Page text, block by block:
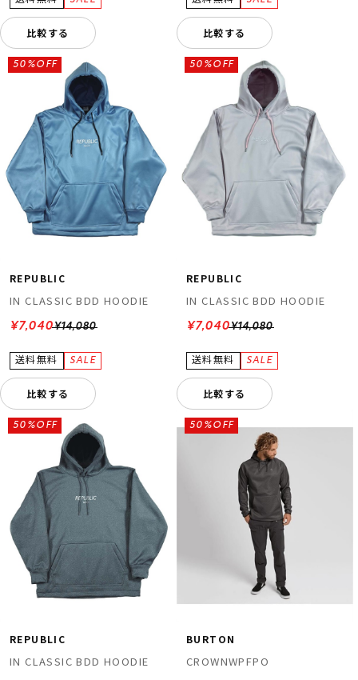
比較する 比較する
REPUBLIC
IN CLASSIC BDD HOODIE
¥14,080
50%OFF
¥7,040
比較する
REPUBLIC
IN CLASSIC BDD HOODIE
¥14,080
50%OFF
¥7,040
比較する
REPUBLIC
IN CLASSIC BDD HOODIE
50%OFF
BURTON
CROWNWPFPO
50%OFF